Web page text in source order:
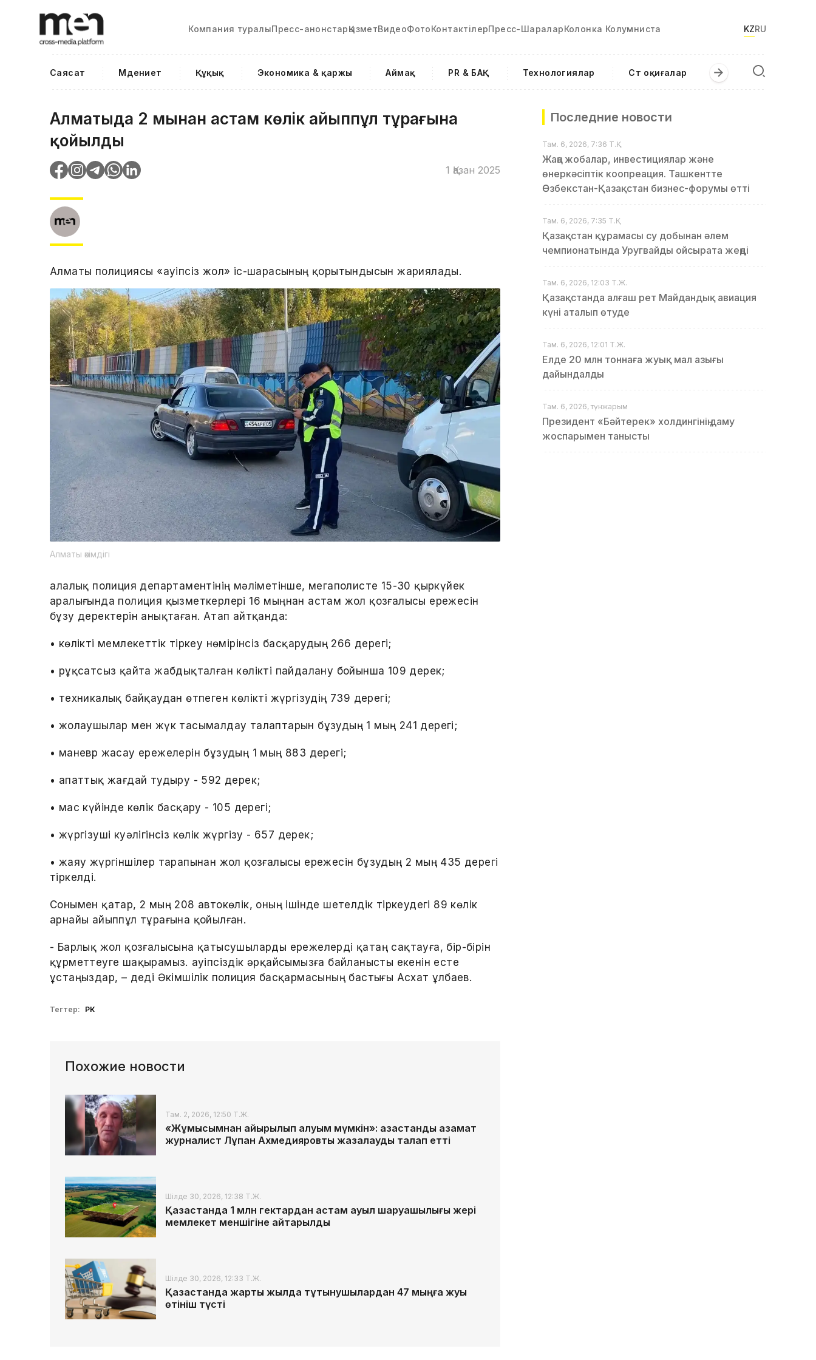
Компания туралыПресс-анонстарҚызметВидеоФотоКонтактілерПресс-ШараларКолонка Колумниста KZRU
Саясат Мәдениет Құқық Экономика & қаржы Аймақ PR & БАҚ Технологиялар Сәт оқиғалар
Алматыда 2 мыңнан астам көлік айыппұл тұрағына
қойылды
1 Қазан 2025
Алматы полициясы «Қауіпсіз жол» іс-шарасының қорытындысын жариялады.
Алматы әкімдігі
Қалалық полиция департаментінің мәліметінше, мегаполисте 15-30 қыркүйек
аралығында полиция қызметкерлері 16 мыңнан астам жол қозғалысы ережесін
бұзу деректерін анықтаған. Атап айтқанда:
• көлікті мемлекеттік тіркеу нөмірінсіз басқарудың 266 дерегі;
• рұқсатсыз қайта жабдықталған көлікті пайдалану бойынша 109 дерек;
• техникалық байқаудан өтпеген көлікті жүргізудің 739 дерегі;
• жолаушылар мен жүк тасымалдау талаптарын бұзудың 1 мың 241 дерегі;
• маневр жасау ережелерін бұзудың 1 мың 883 дерегі;
• апаттық жағдай тудыру - 592 дерек;
• мас күйінде көлік басқару - 105 дерегі;
• жүргізуші куәлігінсіз көлік жүргізу - 657 дерек;
• жаяу жүргіншілер тарапынан жол қозғалысы ережесін бұзудың 2 мың 435 дерегі
тіркелді.
Сонымен қатар, 2 мың 208 автокөлік, оның ішінде шетелдік тіркеудегі 89 көлік
арнайы айыппұл тұрағына қойылған.
- Барлық жол қозғалысына қатысушыларды ережелерді қатаң сақтауға, бір-бірін
құрметтеуге шақырамыз. Қауіпсіздік әрқайсымызға байланысты екенін есте
ұстаңыздар, – деді Әкімшілік полиция басқармасының бастығы Асхат Құлбаев.
Тегтер: РК
Похожие новости
Там. 2, 2026, 12:50 Т.Ж.
«Жұмысымнан айырылып қалуым мүмкін»: қазақстандық азамат
журналист Лұқпан Ахмедияровты жазалауды талап етті
Шілде 30, 2026, 12:38 Т.Ж.
Қазақстанда 1 млн гектардан астам ауыл шаруашылығы жері
мемлекет меншігіне қайтарылды
Шілде 30, 2026, 12:33 Т.Ж.
Қазақстанда жарты жылда тұтынушылардан 47 мыңға жуық
өтініш түсті
Последние новости
Там. 6, 2026, 7:36 Т.Қ.
Жаңа жобалар, инвестициялар және
өнеркәсіптік коопреация. Ташкентте
Өзбекстан-Қазақстан бизнес-форумы өтті
Там. 6, 2026, 7:35 Т.Қ.
Қазақстан құрамасы су добынан әлем
чемпионатында Уругвайды ойсырата жеңді
Там. 6, 2026, 12:03 Т.Ж.
Қазақстанда алғаш рет Майдандық авиация
күні аталып өтуде
Там. 6, 2026, 12:01 Т.Ж.
Елде 20 млн тоннаға жуық мал азығы
дайындалды
Там. 6, 2026, түнжарым
Президент «Бәйтерек» холдингінің даму
жоспарымен танысты